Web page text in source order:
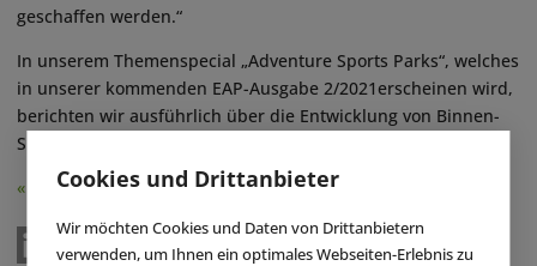
Cookies und Drittanbieter
Wir möchten Cookies und Daten von Drittanbietern
verwenden, um Ihnen ein optimales Webseiten-Erlebnis zu
geschaffen werden.“
In unserem Themenspecial „Adventure Sports Parks“, welches
in unserer kommenden EAP-Ausgabe 2/2021erscheinen wird,
berichten wir ausführlich über die Entwicklung von Binnen-
Surfanlagen in Europa und weltweit. (
« Zurück